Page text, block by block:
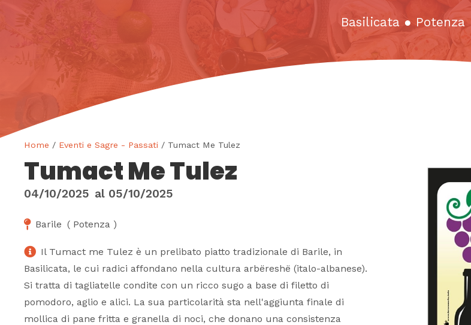
Basilicata ● Potenza
Home / Eventi e Sagre - Passati / Tumact Me Tulez
Tumact Me Tulez
04/10/2025 al 05/10/2025
Barile ( Potenza )
Il Tumact me Tulez è un prelibato piatto tradizionale di Barile, in
Basilicata, le cui radici affondano nella cultura arbëreshë (italo-albanese).
Si tratta di tagliatelle condite con un ricco sugo a base di filetto di
pomodoro, aglio e alici. La sua particolarità sta nell'aggiunta finale di
mollica di pane fritta e granella di noci, che donano una consistenza